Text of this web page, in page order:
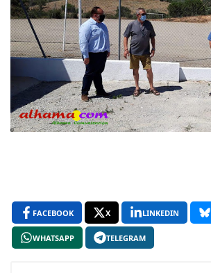
FACEBOOK X LINKEDIN
WHATSAPP TELEGRAM